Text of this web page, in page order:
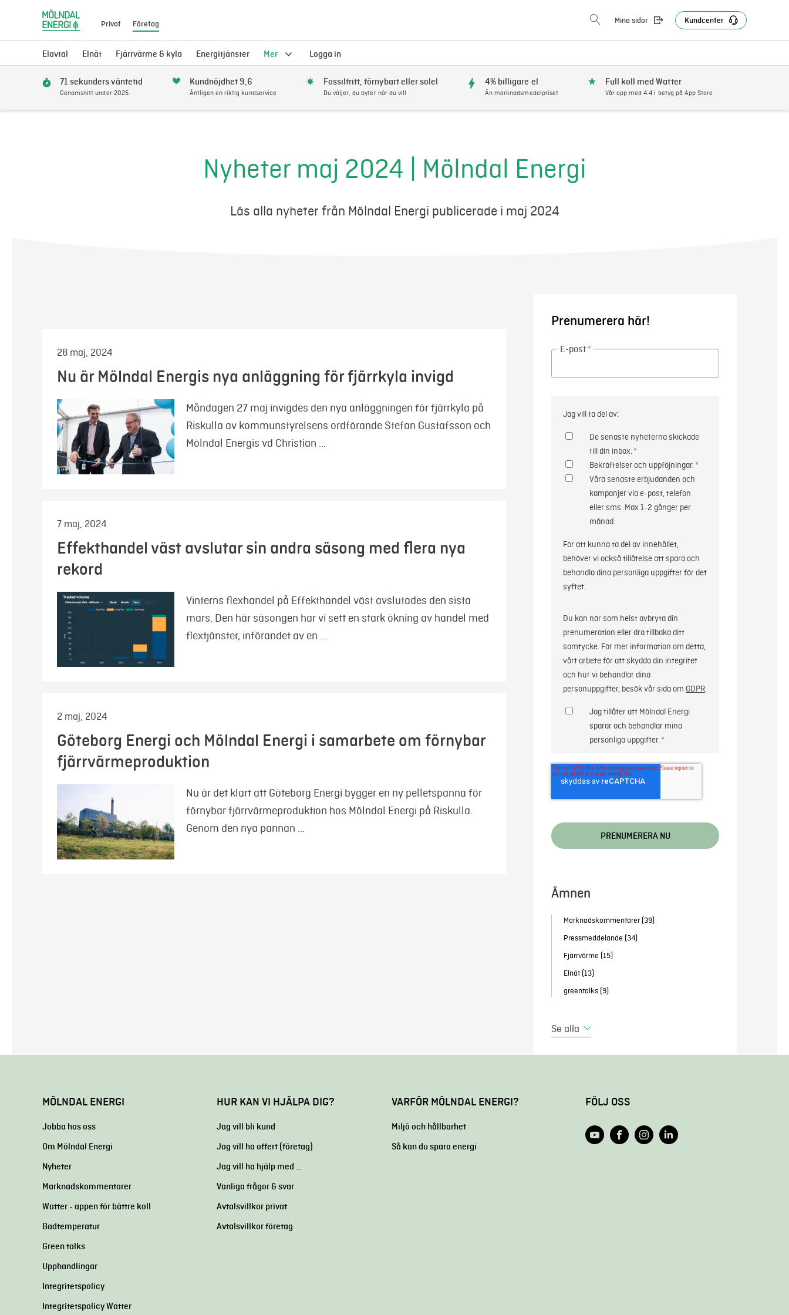
Privat Företag Mina sidor Kundcenter
Elavtal Elnät Fjärrvärme & kyla Energitjänster Mer Logga in
71 sekunders väntetid
Genomsnitt under 2025
Kundnöjdhet 9,6
Äntligen en riktig kundservice
Fossilfritt, förnybart eller solel
Du väljer, du byter när du vill
4% billigare el
Än marknadsmedelpriset
Full koll med Watter
Vår app med 4.4 i betyg på App Store
Nyheter maj 2024 | Mölndal Energi
Läs alla nyheter från Mölndal Energi publicerade i maj 2024
28 maj, 2024
Nu är Mölndal Energis nya anläggning för fjärrkyla invigd
Måndagen 27 maj invigdes den nya anläggningen för fjärrkyla på
Riskulla av kommunstyrelsens ordförande Stefan Gustafsson och
Mölndal Energis vd Christian …
7 maj, 2024
Effekthandel väst avslutar sin andra säsong med flera nya
rekord
Vinterns flexhandel på Effekthandel väst avslutades den sista
mars. Den här säsongen har vi sett en stark ökning av handel med
flextjänster, införandet av en …
2 maj, 2024
Göteborg Energi och Mölndal Energi i samarbete om förnybar
fjärrvärmeproduktion
Nu är det klart att Göteborg Energi bygger en ny pelletspanna för
förnybar fjärrvärmeproduktion hos Mölndal Energi på Riskulla.
Genom den nya pannan …
Prenumerera här!
E-post*
Jag vill ta del av:
De senaste nyheterna skickade
till din inbox.*
Bekräftelser och uppföjningar.*
Våra senaste erbjudanden och
kampanjer via e-post, telefon
eller sms. Max 1-2 gånger per
månad.
För att kunna ta del av innehållet,
behöver vi också tillåtelse att spara och
behandla dina personliga uppgifter för det
syftet:
Jag tillåter att Mölndal Energi
sparar och behandlar mina
personliga uppgifter.*
Du kan när som helst avbryta din
prenumeration eller dra tillbaka ditt
samtycke. För mer information om detta,
vårt arbete för att skydda din integritet
och hur vi behandlar dina
personuppgifter, besök vår sida om GDPR.
Ämnen
Marknadskommentarer (39)
Pressmeddelande (34)
Fjärrvärme (15)
Elnät (13)
greentalks (9)
Se alla
MÖLNDAL ENERGI
Jobba hos oss
Om Mölndal Energi
Nyheter
Marknadskommentarer
Watter - appen för bättre koll
Badtemperatur
Green talks
Upphandlingar
Integritetspolicy
Integritetspolicy Watter
HUR KAN VI HJÄLPA DIG?
Jag vill bli kund
Jag vill ha offert (företag)
Jag vill ha hjälp med …
Vanliga frågor & svar
Avtalsvillkor privat
Avtalsvillkor företag
VARFÖR MÖLNDAL ENERGI?
Miljö och hållbarhet
Så kan du spara energi
FÖLJ OSS